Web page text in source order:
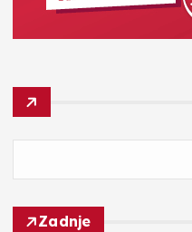
Zadnje